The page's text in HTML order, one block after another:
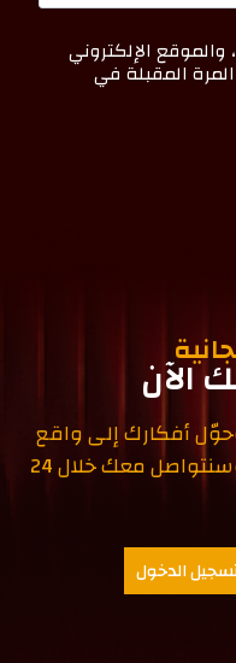
الإلكتروني
المقبلة في
الآن
أفكارك إلى واقع
رقمي. ادخل بريدك الالكتروني وسنتواصل معك خلال 24
الدخول